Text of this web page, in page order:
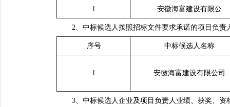
1 安徽海富建设有限公
2、中标候选人按照招标文件要求承诺的项目负责
序号 中标候选人名称
1 安徽海富建设有限公司
3、中标候选人企业及项目负责人业绩、获奖、资